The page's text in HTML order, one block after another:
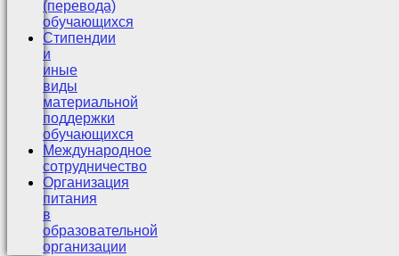
(перевода)
обучающихся
Стипендии
и
иные
виды
материальной
поддержки
обучающихся
Международное
сотрудничество
Организация
питания
в
образовательной
организации